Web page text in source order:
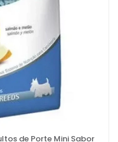
de Porte Mini Sabor